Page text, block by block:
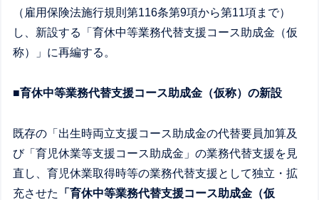
（雇用保険法施行規則第116条第9項から第11項まで）
し、新設する「育休中等業務代替支援コース助成金（仮
称）」に再編する。
■育休中等業務代替支援コース助成金（仮称）の新設
既存の「出生時両立支援コース助成金の代替要員加算及
び「育児休業等支援コース助成金」の業務代替支援を見
直し、育児休業取得時等の業務代替支援として独立・拡
充させた
「育休中等業務代替支援コース助成金（仮